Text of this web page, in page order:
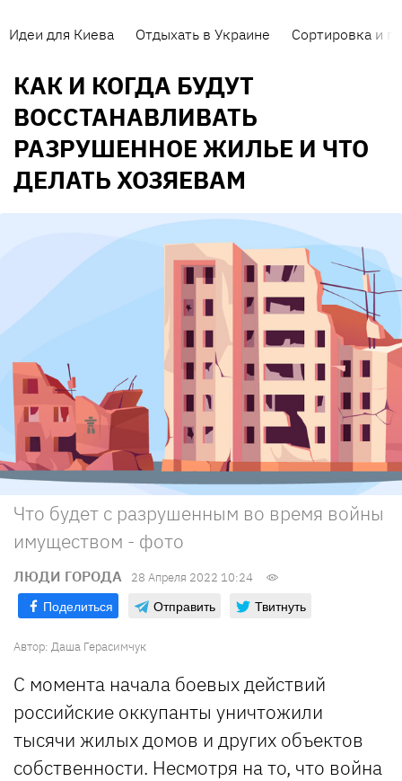
Идеи для Киева Отдыхать в Украине Сортировка и
КАК И КОГДА БУДУТ
ВОССТАНАВЛИВАТЬ
РАЗРУШЕННОЕ ЖИЛЬЕ И ЧТО
ДЕЛАТЬ ХОЗЯЕВАМ
Что будет с разрушенным во время войны
имуществом - фото
ЛЮДИ ГОРОДА 28 Апреля 2022 10:24
Поделиться Отправить Твитнуть
Автор: Даша Герасимчук
С момента начала боевых действий
российские оккупанты уничтожили
тысячи жилых домов и других объектов
собственности. Несмотря на то, что война